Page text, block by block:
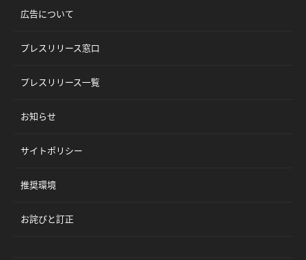
広告について
プレスリリース窓口
プレスリリース一覧
お知らせ
サイトポリシー
推奨環境
お詫びと訂正